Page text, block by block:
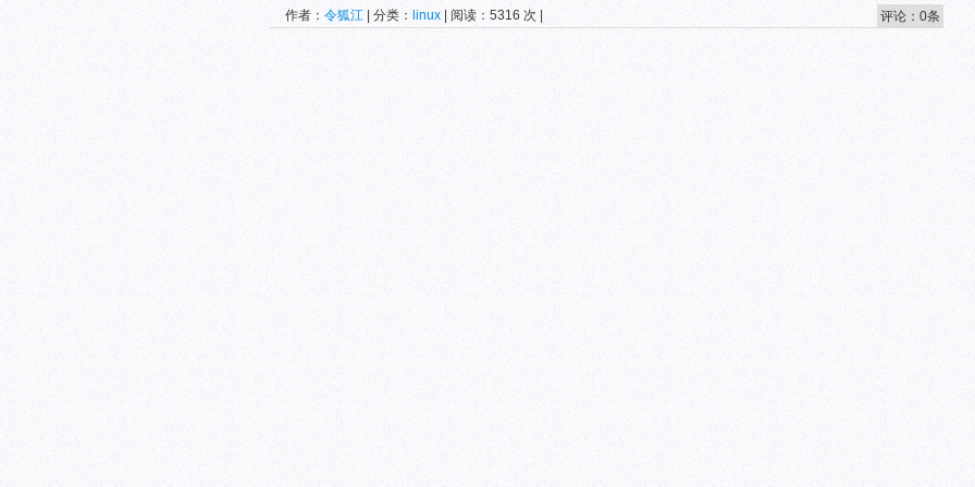
作者： 令狐江 | 分类： linux | 阅读：5316 次 | 评论：0条